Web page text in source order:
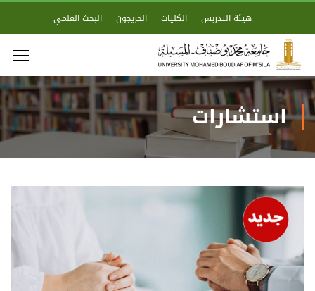
هيئة التدريس الكليات الخريجون البحث العلمي
استشارات